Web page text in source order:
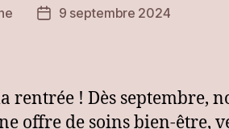
Date9 septembre 2024
rentrée ! Dès septembre,
offre de soins bien-être,